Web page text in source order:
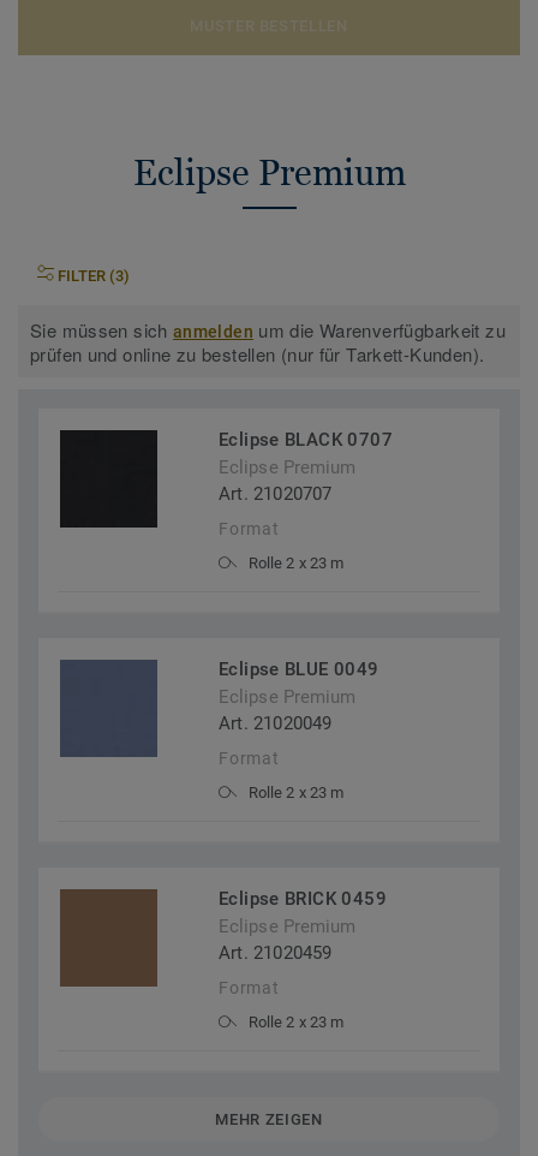
Eclipse Premium
FILTER (3)
Sie müssen sichanmelden um die Warenverfügbarkeit zu
prüfen und online zu bestellen (nur für Tarkett-Kunden).
Eclipse BLACK 0707
Eclipse Premium
Art. 21020707
Format
Rolle 2 x 23 m
Eclipse BLUE 0049
Eclipse Premium
Art. 21020049
Format
Rolle 2 x 23 m
Eclipse BRICK 0459
Eclipse Premium
Art. 21020459
Format
Rolle 2 x 23 m
MEHR ZEIGEN